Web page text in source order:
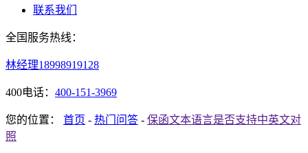
联系我们
全国服务热线：
林经理18998919128
400电话： 400-151-3969
您的位置： 首页 - 热门问答 - 保函文本语言是否支持中英文对
照